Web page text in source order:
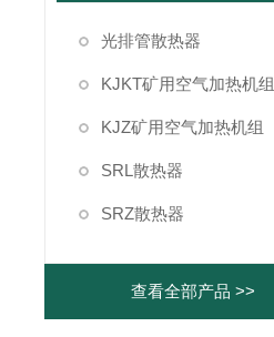
光排管散热器
KJKT矿用空气加热机组
KJZ矿用空气加热机组
SRL散热器
SRZ散热器
查看全部产品 >>